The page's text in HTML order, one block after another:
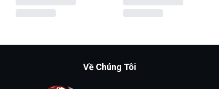
Về Chúng Tôi